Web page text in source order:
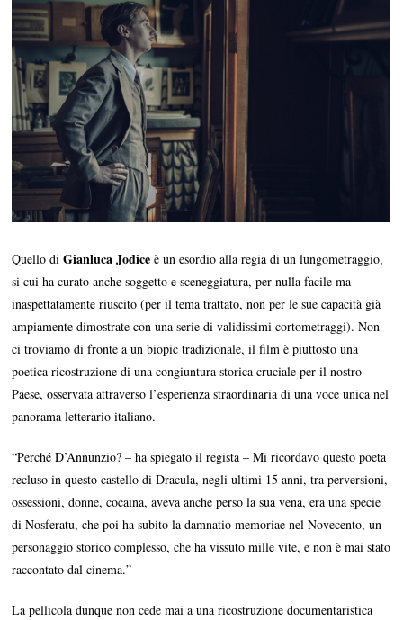
Quello di Gianluca Jodice è un esordio alla regia di un lungometraggio,
si cui ha curato anche soggetto e sceneggiatura, per nulla facile ma
inaspettatamente riuscito (per il tema trattato, non per le sue capacità già
ampiamente dimostrate con una serie di validissimi cortometraggi). Non
ci troviamo di fronte a un biopic tradizionale, il film è piuttosto una
poetica ricostruzione di una congiuntura storica cruciale per il nostro
Paese, osservata attraverso l’esperienza straordinaria di una voce unica nel
panorama letterario italiano.
“Perché D’Annunzio? – ha spiegato il regista – Mi ricordavo questo poeta
recluso in questo castello di Dracula, negli ultimi 15 anni, tra perversioni,
ossessioni, donne, cocaina, aveva anche perso la sua vena, era una specie
di Nosferatu, che poi ha subito la damnatio memoriae nel Novecento, un
personaggio storico complesso, che ha vissuto mille vite, e non è mai stato
raccontato dal cinema.”
La pellicola dunque non cede mai a una ricostruzione documentaristica